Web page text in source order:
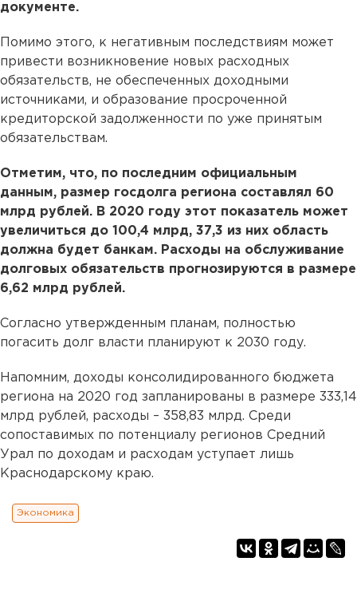
документе.
Помимо этого, к негативным последствиям может
привести возникновение новых расходных
обязательств, не обеспеченных доходными
источниками, и образование просроченной
кредиторской задолженности по уже принятым
обязательствам.
Отметим, что, по последним официальным
данным, размер госдолга региона составлял 60
млрд рублей. В 2020 году этот показатель может
увеличиться до 100,4 млрд, 37,3 из них область
должна будет банкам. Расходы на обслуживание
долговых обязательств прогнозируются в размере
6,62 млрд рублей.
Согласно утвержденным планам, полностью
погасить долг власти планируют к 2030 году.
Напомним, доходы консолидированного бюджета
региона на 2020 год запланированы в размере 333,14
млрд рублей, расходы – 358,83 млрд. Среди
сопоставимых по потенциалу регионов Средний
Урал по доходам и расходам уступает лишь
Краснодарскому краю.
Экономика